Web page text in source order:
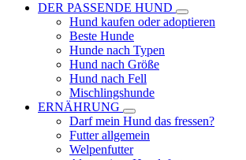
DER PASSENDE HUND
Hund kaufen oder adoptieren
Beste Hunde
Hunde nach Typen
Hund nach Größe
Hund nach Fell
Mischlingshunde
ERNÄHRUNG
Darf mein Hund das fressen?
Futter allgemein
Welpenfutter